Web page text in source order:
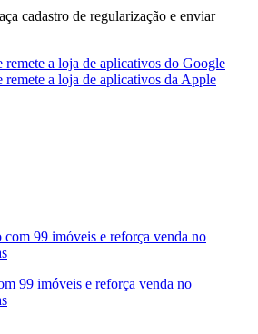
cadastro de regularização e enviar
99 imóveis e reforça venda no